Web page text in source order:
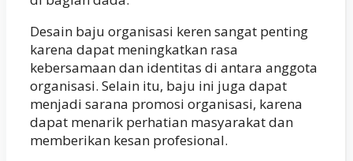
Desain baju organisasi keren sangat penting
karena dapat meningkatkan rasa
kebersamaan dan identitas di antara anggota
organisasi. Selain itu, baju ini juga dapat
menjadi sarana promosi organisasi, karena
dapat menarik perhatian masyarakat dan
memberikan kesan profesional.